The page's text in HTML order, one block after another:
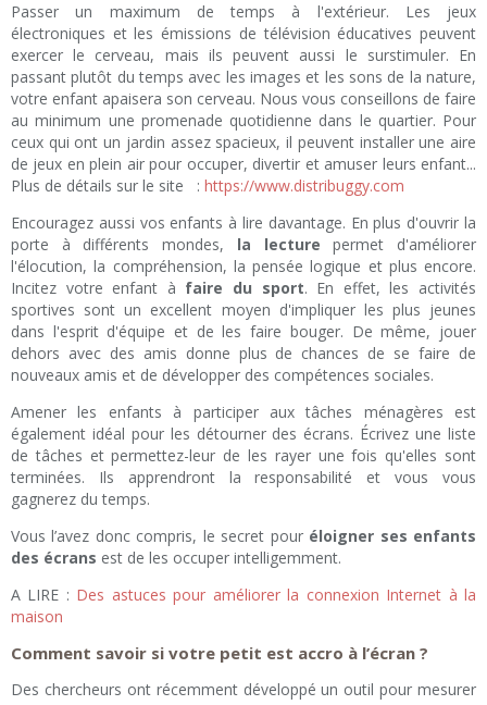
Passer un maximum de temps à l'extérieur. Les jeux
électroniques et les émissions de télévision éducatives peuvent
exercer le cerveau, mais ils peuvent aussi le surstimuler. En
passant plutôt du temps avec les images et les sons de la nature,
votre enfant apaisera son cerveau. Nous vous conseillons de faire
au minimum une promenade quotidienne dans le quartier. Pour
ceux qui ont un jardin assez spacieux, il peuvent installer une aire
de jeux en plein air pour occuper, divertir et amuser leurs enfant...
Plus de détails sur le site : https://www.distribuggy.com
Encouragez aussi vos enfants à lire davantage. En plus d'ouvrir la
porte à différents mondes, la lecture permet d'améliorer
l'élocution, la compréhension, la pensée logique et plus encore.
Incitez votre enfant à faire du sport. En effet, les activités
sportives sont un excellent moyen d'impliquer les plus jeunes
dans l'esprit d'équipe et de les faire bouger. De même, jouer
dehors avec des amis donne plus de chances de se faire de
nouveaux amis et de développer des compétences sociales.
Amener les enfants à participer aux tâches ménagères est
également idéal pour les détourner des écrans. Écrivez une liste
de tâches et permettez-leur de les rayer une fois qu'elles sont
terminées. Ils apprendront la responsabilité et vous vous
gagnerez du temps.
Vous l’avez donc compris, le secret pour éloigner ses enfants
des écrans est de les occuper intelligemment.
A LIRE : Des astuces pour améliorer la connexion Internet à la
maison
Comment savoir si votre petit est accro à l’écran ?
Des chercheurs ont récemment développé un outil pour mesurer